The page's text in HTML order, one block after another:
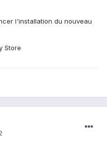
l'installation du nouveau
Store